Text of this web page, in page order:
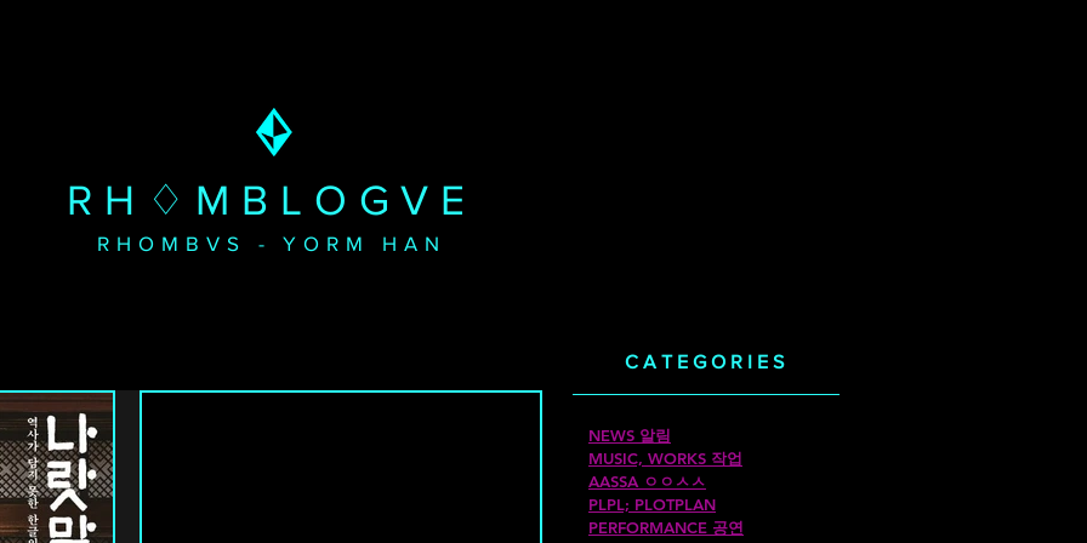
RH♢MBLOGVE
RHOMBVS - YORM HAN
CATEGORIES
NEWS 알림
MUSIC, WORKS 작업
AASSA ㅇㅇㅅㅅ
PLPL; PLOTPLAN
PERFORMANCE 공연